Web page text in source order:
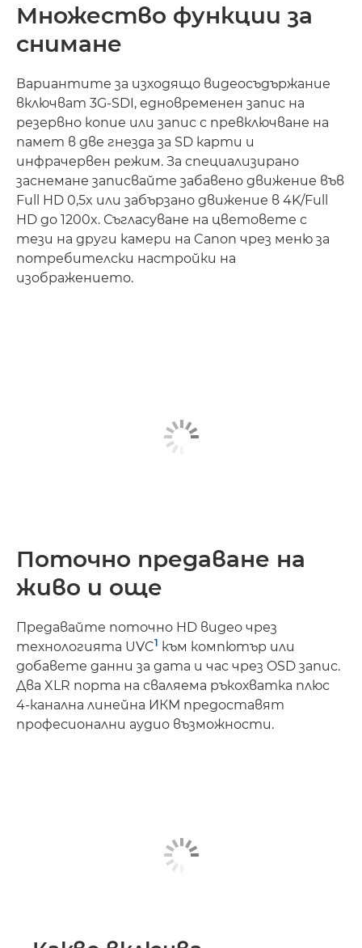
Множество функции за
снимане
Вариантите за изходящо видеосъдържание
включват 3G-SDI, едновременен запис на
резервно копие или запис с превключване на
памет в две гнезда за SD карти и
инфрачервен режим. За специализирано
заснемане записвайте забавено движение във
Full HD 0,5x или забързано движение в 4K/Full
HD до 1200x. Съгласуване на цветовете с
тези на други камери на Canon чрез меню за
потребителски настройки на
изображението.
Поточно предаване на
живо и още
Предавайте поточно HD видео чрез
технологията UVC1 към компютър или
добавете данни за дата и час чрез OSD запис.
Два XLR порта на сваляема ръкохватка плюс
4-канална линейна ИКМ предоставят
професионални аудио възможности.